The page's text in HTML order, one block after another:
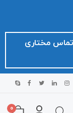
مختاری
0